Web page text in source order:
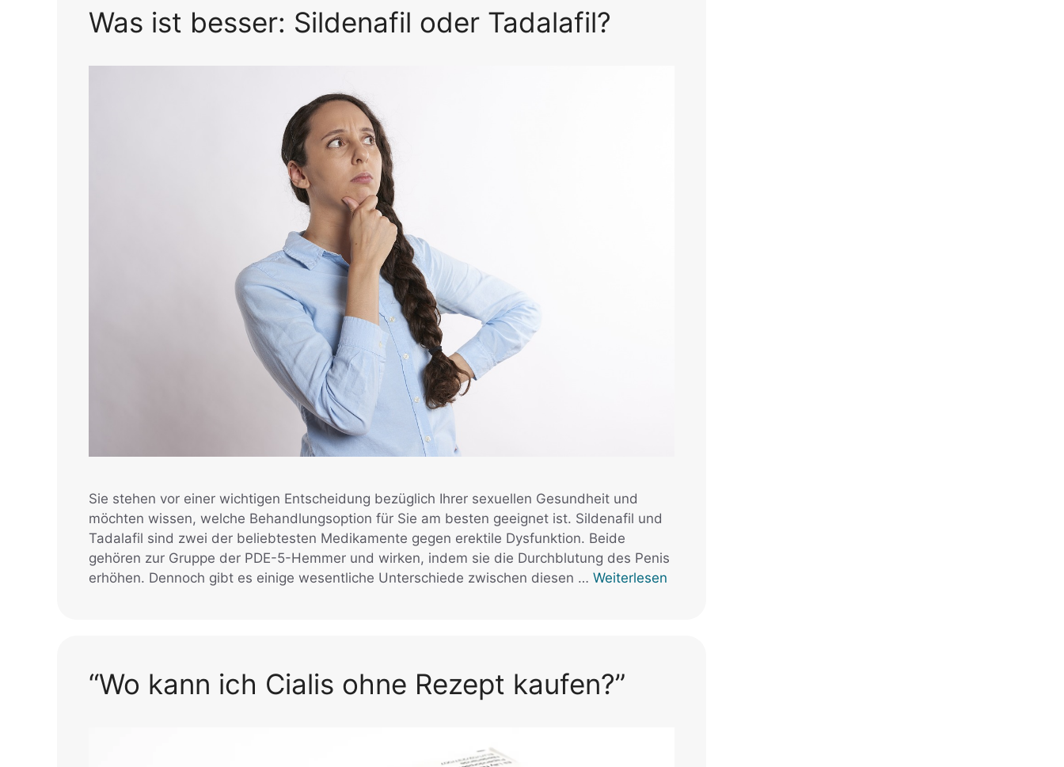
Was ist besser: Sildenafil oder Tadalafil?
Sie stehen vor einer wichtigen Entscheidung bezüglich Ihrer sexuellen Gesundheit und
möchten wissen, welche Behandlungsoption für Sie am besten geeignet ist. Sildenafil und
Tadalafil sind zwei der beliebtesten Medikamente gegen erektile Dysfunktion. Beide
gehören zur Gruppe der PDE-5-Hemmer und wirken, indem sie die Durchblutung des Penis
erhöhen. Dennoch gibt es einige wesentliche Unterschiede zwischen diesen … Weiterlesen
“Wo kann ich Cialis ohne Rezept kaufen?”